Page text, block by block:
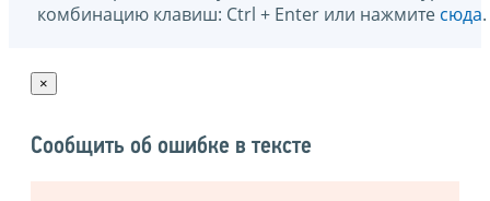
комбинацию клавиш: Ctrl + Enter или нажмите сюда.
×
Сообщить об ошибке в тексте